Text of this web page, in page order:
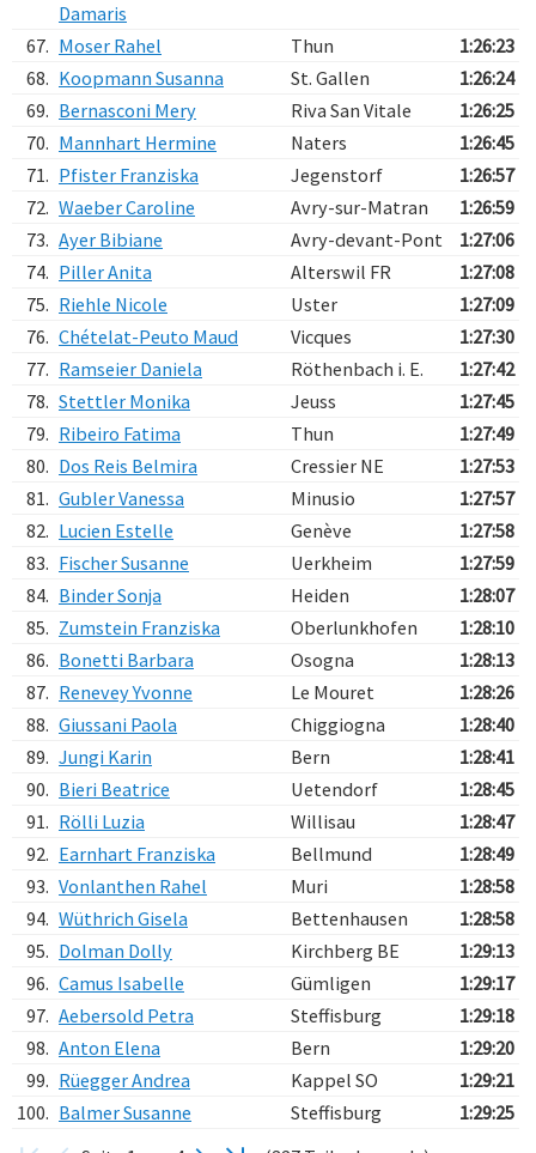
Damaris
67. Moser Rahel Thun
1:26:23
68. Koopmann Susanna St. Gallen
1:26:24
69. Bernasconi Mery Riva San Vitale
1:26:25
70. Mannhart Hermine Naters
1:26:45
71. Pfister Franziska Jegenstorf
1:26:57
72. Waeber Caroline Avry-sur-Matran
1:26:59
73. Ayer Bibiane Avry-devant-Pont
1:27:06
74. Piller Anita Alterswil FR
1:27:08
75. Riehle Nicole Uster
1:27:09
76. Chételat-Peuto Maud Vicques
1:27:30
77. Ramseier Daniela Röthenbach i. E.
1:27:42
78. Stettler Monika Jeuss
1:27:45
79. Ribeiro Fatima Thun
1:27:49
80. Dos Reis Belmira Cressier NE
1:27:53
81. Gubler Vanessa Minusio
1:27:57
82. Lucien Estelle Genève
1:27:58
83. Fischer Susanne Uerkheim
1:27:59
84. Binder Sonja Heiden
1:28:07
85. Zumstein Franziska Oberlunkhofen
1:28:10
86. Bonetti Barbara Osogna
1:28:13
87. Renevey Yvonne Le Mouret
1:28:26
88. Giussani Paola Chiggiogna
1:28:40
89. Jungi Karin Bern
1:28:41
90. Bieri Beatrice Uetendorf
1:28:45
91. Rölli Luzia Willisau
1:28:47
92. Earnhart Franziska Bellmund
1:28:49
93. Vonlanthen Rahel Muri
1:28:58
94. Wüthrich Gisela Bettenhausen
1:28:58
95. Dolman Dolly Kirchberg BE
1:29:13
96. Camus Isabelle Gümligen
1:29:17
97. Aebersold Petra Steffisburg
1:29:18
98. Anton Elena Bern
1:29:20
99. Rüegger Andrea Kappel SO
1:29:21
100. Balmer Susanne Steffisburg
1:29:25